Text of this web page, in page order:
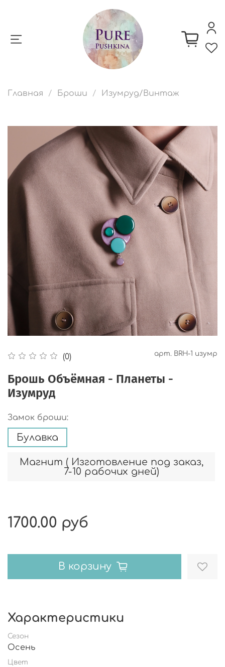
Главная Броши Изумруд/Винтаж
(0) арт. BRH-1 изумр
Брошь Объёмная - Планеты -
Изумруд
Замок броши:
Булавка
Магнит ( Изготовление под заказ,
7-10 рабочих дней)
1700.00 руб
В корзину
Характеристики
Сезон
Осень
Цвет